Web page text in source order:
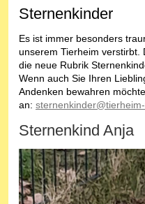
Sternenkinder
Es ist immer besonders
unserem Tierheim verstirbt.
die neue Rubrik
Wenn auch Sie Ihren
Andenken bewahren
an:
Sternenkind Anja